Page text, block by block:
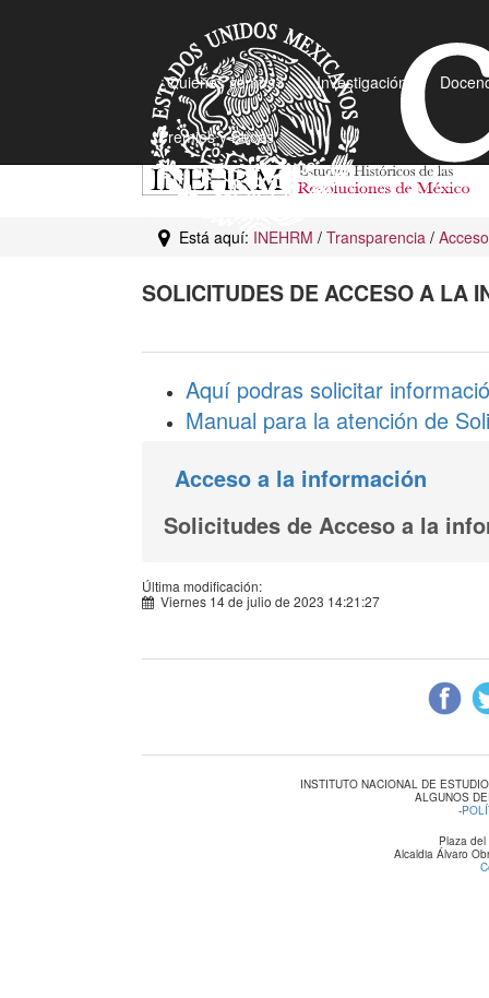
¿Quiénes somos? Investigación
Premios y Becas
Está aquí: INEHRM / Transparencia /
SOLICITUDES DE ACCESO A LA
Aquí podras solicitar
Manual para la atención de
Acceso a la información
Solicitudes de Acceso a la
Última modificación:
Viernes 14 de julio de 2023 14:21:27
INSTITUTO NACIONAL DE
ALGUNOS
-
Plaza
Alcaldia Álvaro